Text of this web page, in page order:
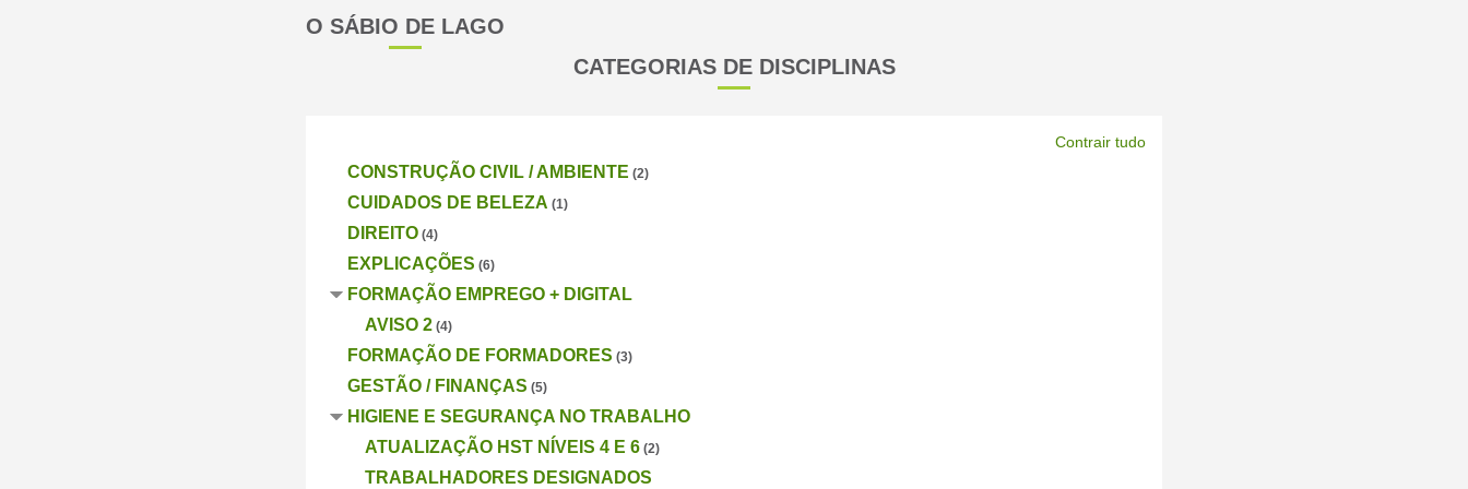
O SÁBIO DE LAGO
CATEGORIAS DE DISCIPLINAS
Contrair tudo
CONSTRUÇÃO CIVIL / AMBIENTE (2)
CUIDADOS DE BELEZA (1)
DIREITO (4)
EXPLICAÇÕES (6)
FORMAÇÃO EMPREGO + DIGITAL
AVISO 2 (4)
FORMAÇÃO DE FORMADORES (3)
GESTÃO / FINANÇAS (5)
HIGIENE E SEGURANÇA NO TRABALHO
ATUALIZAÇÃO HST NÍVEIS 4 E 6 (2)
TRABALHADORES DESIGNADOS